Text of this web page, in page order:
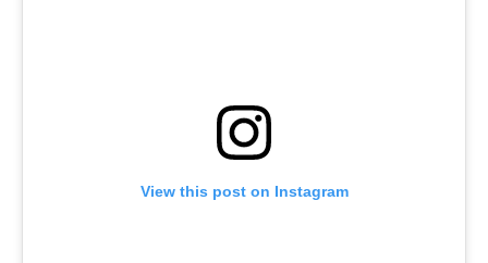
View this post on Instagram